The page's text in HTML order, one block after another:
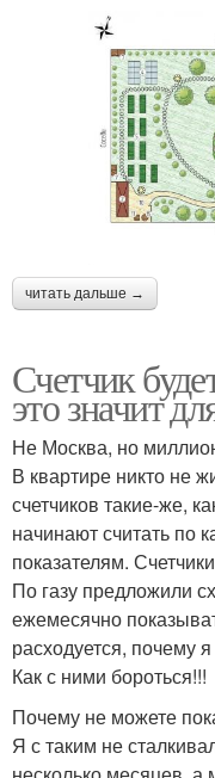
читать дальше →
Счетчик
это значит
Не Москва, но
В квартире никто не
счетчиков такие-же,
начинают считать по
показателям.
По газу предложили
ежемесячно
расходуется, почему
Как с ними бороться!!!
Почему не можете
Я с таким не